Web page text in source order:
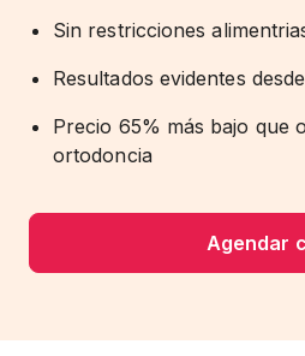
Sin restricciones
Resultados evidentes
Precio 65% más bajo que
ortodoncia
Agendar